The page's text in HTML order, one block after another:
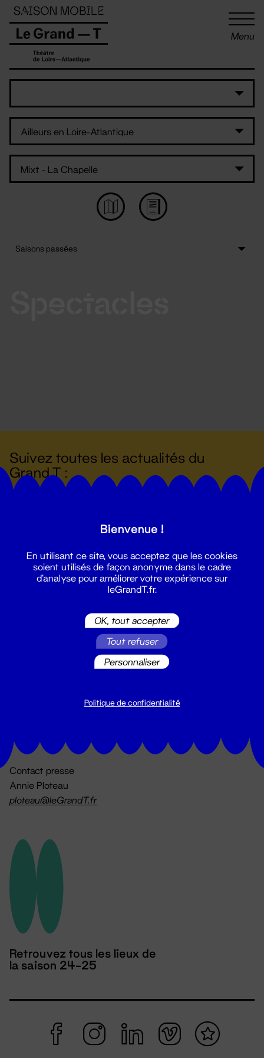
Menu
Suivez toutes les actualités du
Grand T :
billetterie@leGrandT.fr
Contact presse
Annie Ploteau
ploteau@leGrandT.fr
Retrouvez tous les lieux de
la saison 24-25
Panneau de gestion des cookies
Bienvenue !
En utilisant ce site, vous acceptez que les cookies
soient utilisés de façon anonyme dans le cadre
d'analyse pour améliorer votre expérience sur
leGrandT.fr.
OK, tout accepter
Tout refuser
Personnaliser
Politique de confidentialité